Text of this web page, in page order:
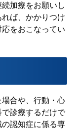
加療をお願いし
ば、かかりつけ
をおこなってい
合や、行動・心
診療するだけで
認知症に係る専